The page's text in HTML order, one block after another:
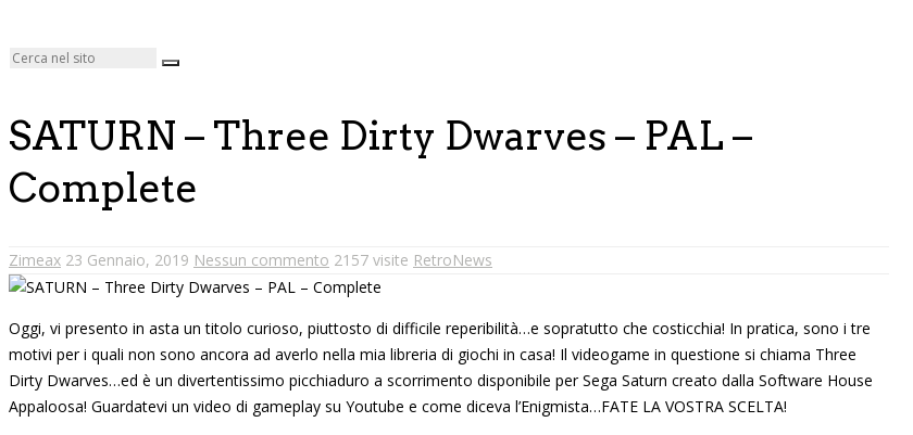
SATURN – Three Dirty Dwarves – PAL –
Complete
Zimeax 23 Gennaio, 2019 Nessun commento 2157 visite RetroNews
Oggi, vi presento in asta un titolo curioso, piuttosto di difficile reperibilità…e sopratutto che costicchia! In pratica, sono i tre
motivi per i quali non sono ancora ad averlo nella mia libreria di giochi in casa! Il videogame in questione si chiama Three
Dirty Dwarves…ed è un divertentissimo picchiaduro a scorrimento disponibile per Sega Saturn creato dalla Software House
Appaloosa! Guardatevi un video di gameplay su Youtube e come diceva l’Enigmista…FATE LA VOSTRA SCELTA!